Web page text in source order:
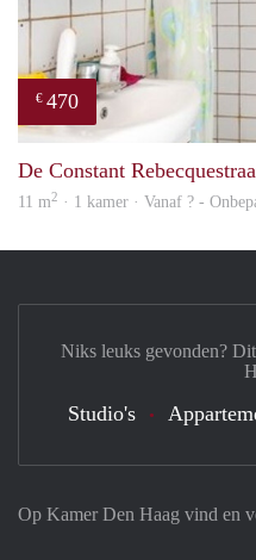
€ 470
De Constant
11 m2 · 1 kamer · Vanaf ? -
Op Kamer Den Haag vind en
Niks leuks gevonden?
Studio's